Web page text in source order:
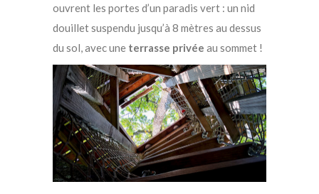
ouvrent les portes d’un paradis vert : un nid
douillet suspendu jusqu’à 8 mètres au dessus
du sol, avec une terrasse privée au sommet !